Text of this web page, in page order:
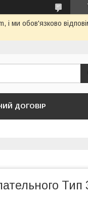
ми обов'язково
ДОГОВІР